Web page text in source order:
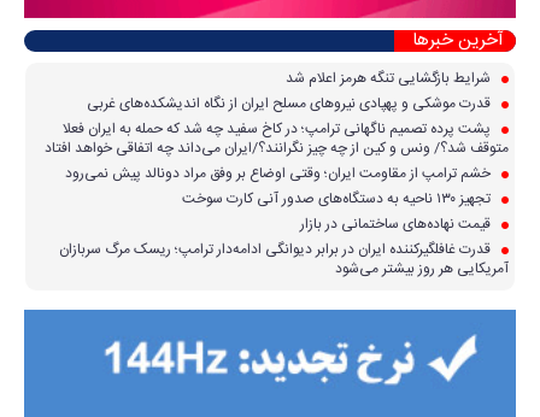
آخرین خبرها
شرایط بازگشایی تنگه هرمز اعلام شد
قدرت موشکی و پهپادی نیرو‌های مسلح ایران از نگاه اندیشکده‌های غربی
پشت پرده تصمیم ناگهانی ترامپ؛ در کاخ سفید چه شد که حمله به ایران فعلا
متوقف شد؟/ ونس و کین از چه چیز نگرانند؟/ایران می‌داند چه اتفاقی خواهد افتاد
خشم ترامپ از مقاومت ایران؛ وقتی اوضاع بر وفق مراد دونالد پیش نمی‌رود
تجهیز ۱۳۰ ناحیه به دستگاه‌های صدور آنی کارت سوخت
قیمت نهاده‌های ساختمانی در بازار
قدرت غافلگیرکننده ایران در برابر دیوانگی ادامه‌دار ترامپ؛ ریسک مرگ سربازان
آمریکایی هر روز بیشتر می‌شود